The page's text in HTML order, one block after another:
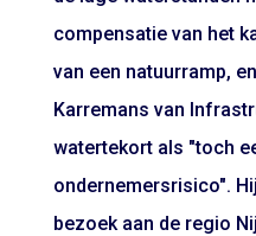
compensatie van het
van een natuurramp,
Karremans van
watertekort als "toch
ondernemersrisico".
bezoek aan de regio